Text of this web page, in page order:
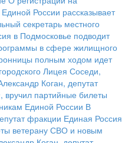
России рассказывает
секретарь местного
в Подмосковье подводит
в сфере жилищного
полным ходом идет
Лицея Соседи,
Коган, депутат
партийные билеты
Единой России В
фракции Единая Россия
ветерану СВО и новым